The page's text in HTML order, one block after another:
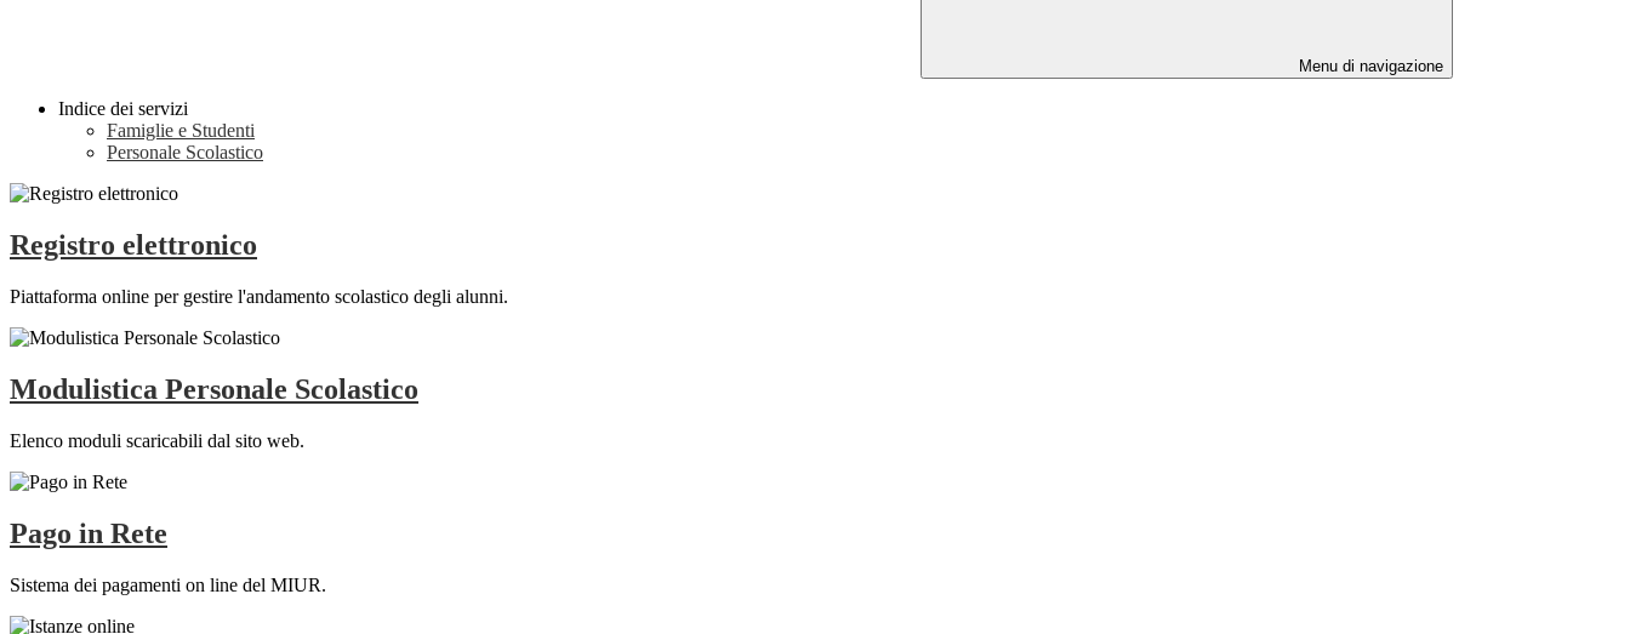
Menu di navigazione
Indice dei servizi
Famiglie e Studenti
Personale Scolastico
Registro elettronico
Piattaforma online per gestire l'andamento scolastico degli alunni.
Modulistica Personale Scolastico
Elenco moduli scaricabili dal sito web.
Pago in Rete
Sistema dei pagamenti on line del MIUR.